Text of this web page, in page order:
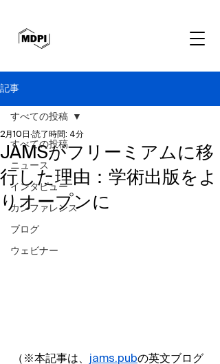
記事
すべての投稿
ニュース
インタビュー
カンファレンス
ブログ
ウェビナー
すべての投稿
JAMSがフリーミアムに移
行した理由：学術出版をよ
りオープンに
2月10日 読了時間: 4分
（※本記事は、 jams.pubの英文ブログ